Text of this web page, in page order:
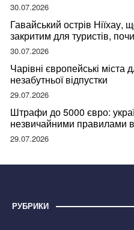
30.07.2026
Гавайський острів Ніїхау,
закритим для туристів,
відвідувачів
30.07.2026
Чарівні європейські міста
незабутньої відпустки
29.07.2026
Штрафи до 5000 євро:
незвичайними правилами
правдою
29.07.2026
РУБРИКИ